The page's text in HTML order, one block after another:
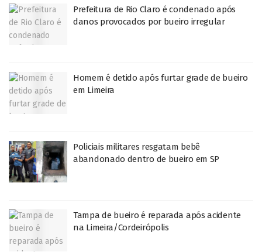
Prefeitura de Rio Claro é condenado após
danos provocados por bueiro irregular
Homem é detido após furtar grade de bueiro
em Limeira
Policiais militares resgatam bebê
abandonado dentro de bueiro em SP
Tampa de bueiro é reparada após acidente
na Limeira/Cordeirópolis